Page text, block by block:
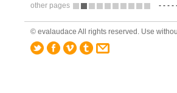
other pages - - - -
© evalaudace All rights reserved. Use